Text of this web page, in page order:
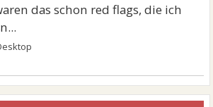
das schon red flags, die ich